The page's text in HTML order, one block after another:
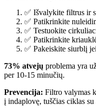
✅ Išvalykite filtrus ir
✅ Patikrinkite
✅ Testuokite
✅ Patikrinkite
✅ Pakeiskite siurblį
73% atvejų problema yra
per 10-15 minučių.
Prevencija: Filtro valymas
į indaplovę, tuščias ciklas